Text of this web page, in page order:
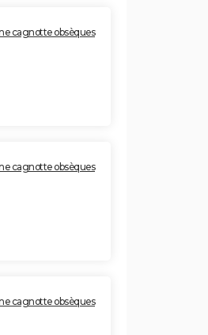
cagnotte obsèques
cagnotte obsèques
cagnotte obsèques